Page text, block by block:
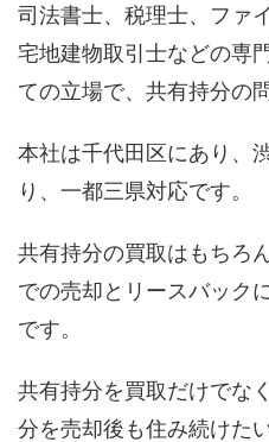
司法書士、税理士、ファ
宅地建物取引士などの専
ての立場で、共有持分の
本社は千代田区にあり、
り、一都三県対応です。
共有持分の買取はもちろ
での売却とリースバック
です。
共有持分を買取だけでな
分を売却後も住み続けた